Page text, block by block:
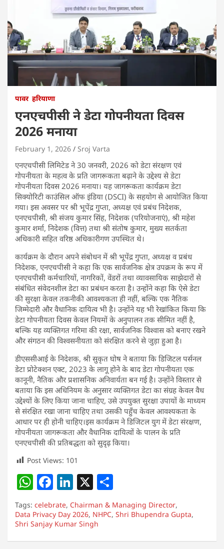
पावर हरियाणा
एनएचपीसी ने डेटा गोपनीयता दिवस
2026 मनाया
February 1, 2026 Sroj Varta
एनएचपीसी लिमिटेड ने 30 जनवरी, 2026 को डेटा संरक्षण एवं
गोपनीयता के महत्व के प्रति जागरूकता बढ़ाने के उद्देश्य से डेटा
गोपनीयता दिवस 2026 मनाया। यह जागरूकता कार्यक्रम डेटा
सिक्योरिटी काउंसिल ऑफ इंडिया (DSCI) के सहयोग से आयोजित किया
गया। इस अवसर पर श्री भूपेंद्र गुप्ता, अध्यक्ष एवं प्रबंध निदेशक,
एनएचपीसी, श्री संजय कुमार सिंह, निदेशक (परियोजनाएं), श्री महेश
कुमार शर्मा, निदेशक (वित्त) तथा श्री संतोष कुमार, मुख्य सतर्कता
अधिकारी सहित वरिष्ठ अधिकारीगण उपस्थित थे।
कार्यक्रम के दौरान अपने संबोधन में श्री भूपेंद्र गुप्ता, अध्यक्ष व प्रबंध
निदेशक, एनएचपीसी ने कहा कि एक सार्वजनिक क्षेत्र उपक्रम के रूप में
एनएचपीसी कर्मचारियों, नागरिकों, वेंडरों तथा व्यावसायिक साझेदारों से
संबंधित संवेदनशील डेटा का प्रबंधन करता है। उन्होंने कहा कि ऐसे डेटा
की सुरक्षा केवल तकनीकी आवश्यकता ही नहीं, बल्कि एक नैतिक
जिम्मेदारी और वैधानिक दायित्व भी है। उन्होंने यह भी रेखांकित किया कि
डेटा गोपनीयता दिवस केवल नियमों के अनुपालन तक सीमित नहीं है,
बल्कि यह व्यक्तिगत गरिमा की रक्षा, सार्वजनिक विश्वास को बनाए रखने
और संगठन की विश्वसनीयता को संरक्षित करने से जुड़ा हुआ है।
डीएससीआई के निदेशक, श्री सुकृत घोष ने बताया कि डिजिटल पर्सनल
डेटा प्रोटेक्शन एक्ट, 2023 के लागू होने के बाद डेटा गोपनीयता एक
कानूनी, नैतिक और प्रशासनिक अनिवार्यता बन गई है। उन्होंने विस्तार से
बताया कि इस अधिनियम के अनुसार व्यक्तिगत डेटा का संग्रह केवल वैध
उद्देश्यों के लिए किया जाना चाहिए, उसे उपयुक्त सुरक्षा उपायों के माध्यम
से संरक्षित रखा जाना चाहिए तथा उसकी पहुँच केवल आवश्यकता के
आधार पर ही होनी चाहिए।इस कार्यक्रम ने डिजिटल युग में डेटा संरक्षण,
गोपनीयता जागरूकता और वैधानिक दायित्वों के पालन के प्रति
एनएचपीसी की प्रतिबद्धता को सुदृढ़ किया।
Post Views: 101
W
h
at
s
F
a
c
e
Li
n
k
e
X
h
ar
Tags: celebrate, Chairman & Managing Director,
Data Privacy Day 2026, NHPC, Shri Bhupendra Gupta,
Shri Sanjay Kumar Singh